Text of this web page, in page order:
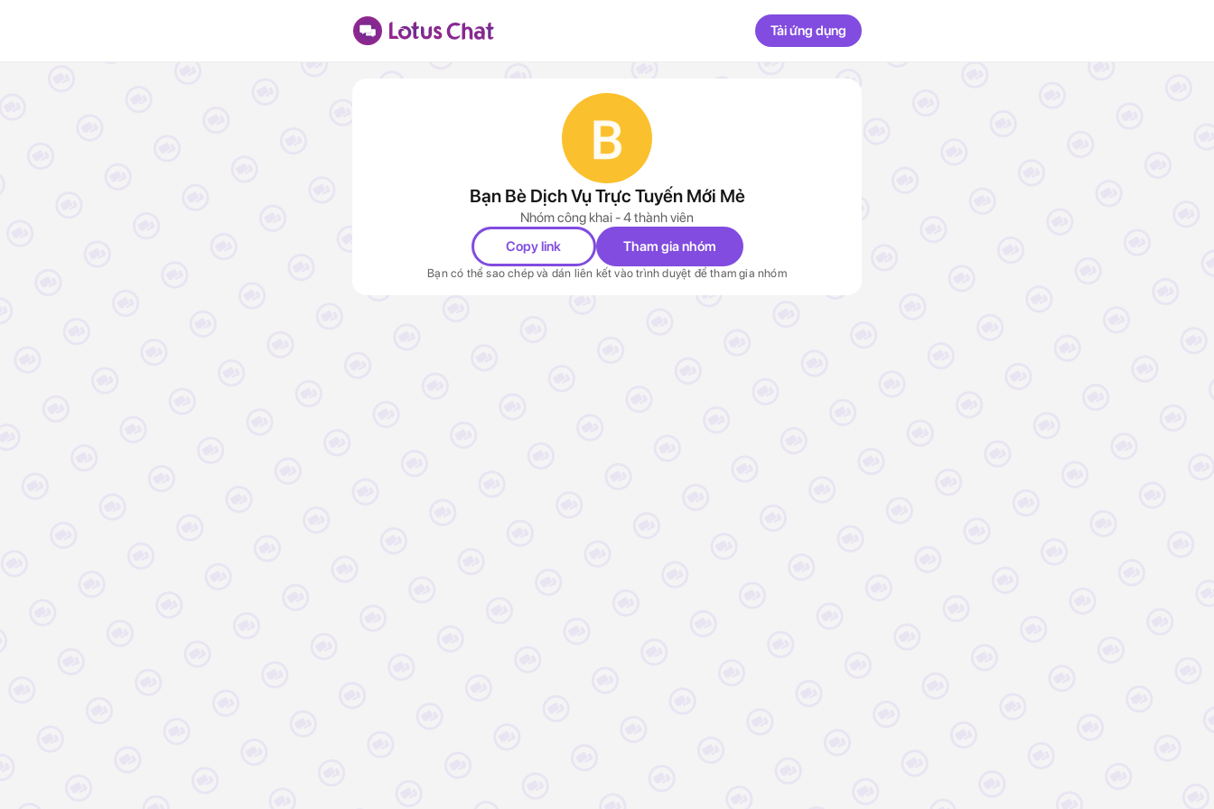
Tải ứng dụng
Bạn Bè Dịch Vụ Trực Tuyến Mới Mẻ
Nhóm công khai - 4 thành viên
Copy link
Tham gia nhóm
Bạn có thể sao chép và dán liên kết vào trình duyệt để tham gia nhóm